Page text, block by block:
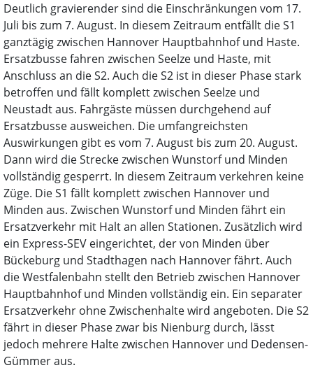
Deutlich gravierender sind die Einschränkungen vom 17.
Juli bis zum 7. August. In diesem Zeitraum entfällt die S1
ganztägig zwischen Hannover Hauptbahnhof und Haste.
Ersatzbusse fahren zwischen Seelze und Haste, mit
Anschluss an die S2. Auch die S2 ist in dieser Phase stark
betroffen und fällt komplett zwischen Seelze und
Neustadt aus. Fahrgäste müssen durchgehend auf
Ersatzbusse ausweichen. Die umfangreichsten
Auswirkungen gibt es vom 7. August bis zum 20. August.
Dann wird die Strecke zwischen Wunstorf und Minden
vollständig gesperrt. In diesem Zeitraum verkehren keine
Züge. Die S1 fällt komplett zwischen Hannover und
Minden aus. Zwischen Wunstorf und Minden fährt ein
Ersatzverkehr mit Halt an allen Stationen. Zusätzlich wird
ein Express-SEV eingerichtet, der von Minden über
Bückeburg und Stadthagen nach Hannover fährt. Auch
die Westfalenbahn stellt den Betrieb zwischen Hannover
Hauptbahnhof und Minden vollständig ein. Ein separater
Ersatzverkehr ohne Zwischenhalte wird angeboten. Die S2
fährt in dieser Phase zwar bis Nienburg durch, lässt
jedoch mehrere Halte zwischen Hannover und Dedensen-
Gümmer aus.